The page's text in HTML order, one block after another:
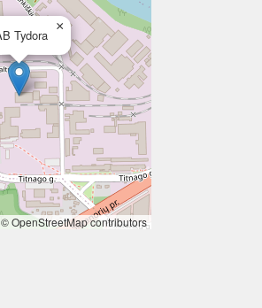
Tydora
×
OpenStreetMapcontributors